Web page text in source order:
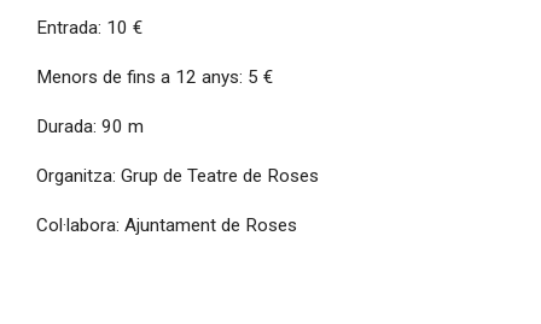
Entrada: 10 €
Menors de fins a 12 anys: 5 €
Durada: 90 m
Organitza: Grup de Teatre de Roses
Col·labora: Ajuntament de Roses